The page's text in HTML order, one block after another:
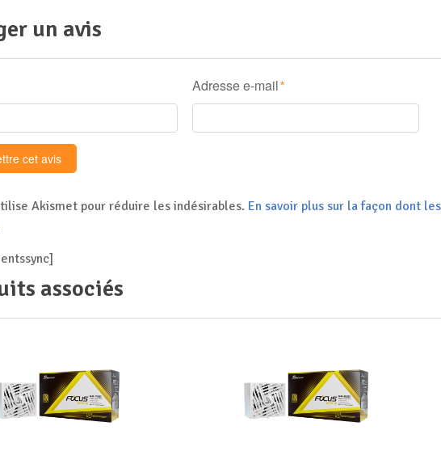
un avis
Adresse e-mail *
Akismet pour réduire les indésirables. En savoir plus sur la façon dont
associés